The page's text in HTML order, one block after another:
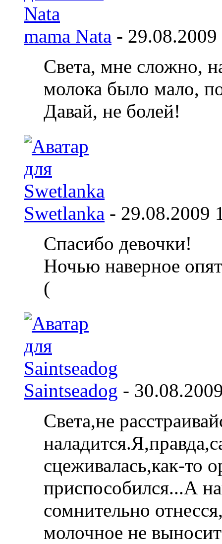
mama Nata - 29.08.2009
Света, мне сложно,
молока было мало,
Давай, не болей!
Swetlanka - 29.08.2009
Спасибо девочки!
Ночью наверное
(
Saintseadog -
Света,не
сцеживалась,как-то
приспособился...А
сомнительно
молочное не